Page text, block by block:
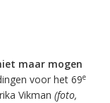
maar mogen
voor het 69e
Vikman (foto,